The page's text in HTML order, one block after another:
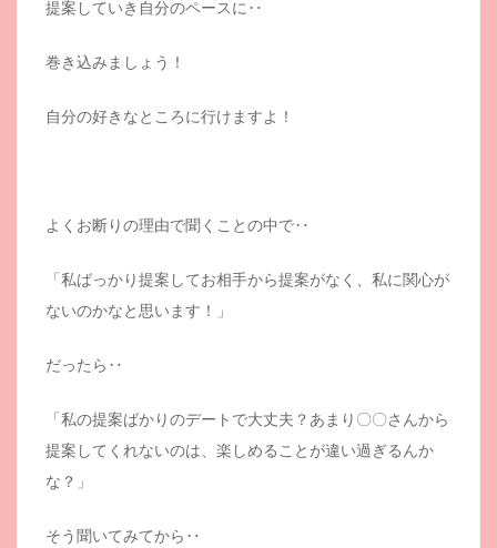
提案していき自分のペースに‥
巻き込みましょう！
自分の好きなところに行けますよ！
よくお断りの理由で聞くことの中で‥
「私ばっかり提案してお相手から提案がなく、私に関心が
ないのかなと思います！」
だったら‥
「私の提案ばかりのデートで大丈夫？あまり〇〇さんから
提案してくれないのは、楽しめることが違い過ぎるんか
な？」
そう聞いてみてから‥